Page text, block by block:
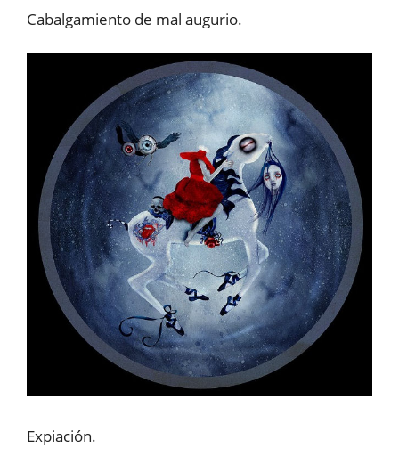
Cabalgamiento de mal augurio.
Expiación.